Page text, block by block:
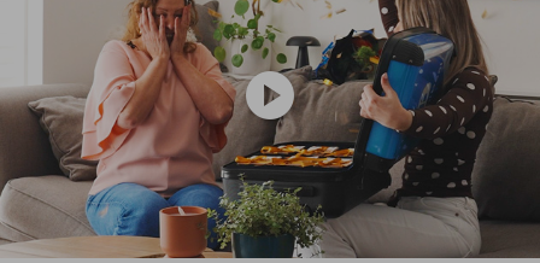
play_circle